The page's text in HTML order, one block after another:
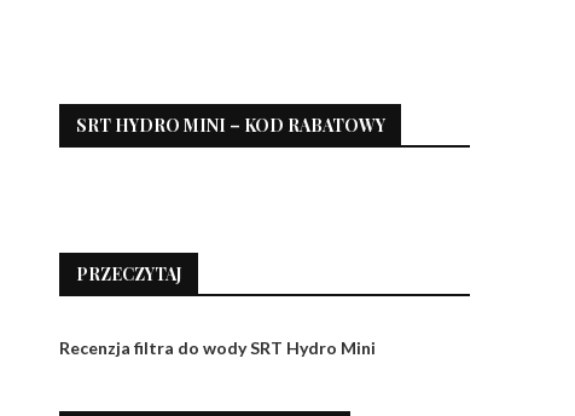
SRT HYDRO MINI – KOD RABATOWY
PRZECZYTAJ
Recenzja filtra do wody SRT Hydro Mini